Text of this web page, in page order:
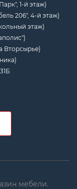
1-й этаж)
206", 4-й этаж)
этаж)
Вторсырье)
мебели.